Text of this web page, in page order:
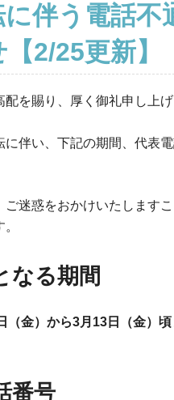
伴う電話不
2/25更新】
を賜り、厚く御礼申し上げ
に伴い、下記の期間、代表
ご迷惑をおかけいたします
なる期間
（金）から3月13日（金）
番号